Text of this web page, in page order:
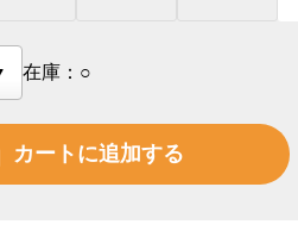
在庫： ○
カートに追加する